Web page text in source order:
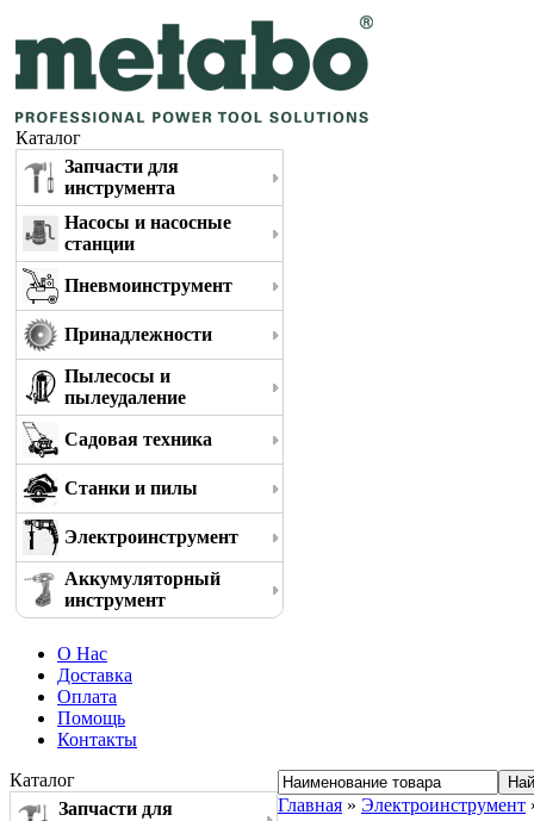
Каталог
Запчасти для
инструмента
Насосы и насосные
станции
Пневмоинструмент
Принадлежности
Пылесосы и
пылеудаление
Садовая техника
Станки и пилы
Электроинструмент
Аккумуляторный
инструмент
О Нас
Доставка
Оплата
Помощь
Контакты
Каталог
Запчасти для
Главная » Электроинструмент